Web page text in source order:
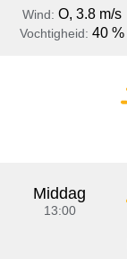
Wind: O, 3.8 m/s
Vochtigheid: 40 %
Middag
13:00